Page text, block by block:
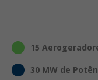
15
30 MW de